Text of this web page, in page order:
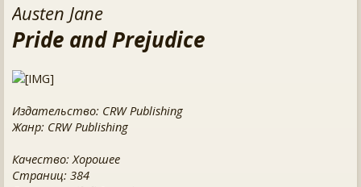
Austen Jane
Pride and Prejudice
Издательство: CRW Publishing
Жанр: CRW Publishing
Качество: Хорошее
Страниц: 384